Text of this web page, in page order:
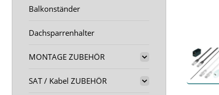
Balkonständer
Dachsparrenhalter
MONTAGE ZUBEHÖR
SAT / Kabel ZUBEHÖR